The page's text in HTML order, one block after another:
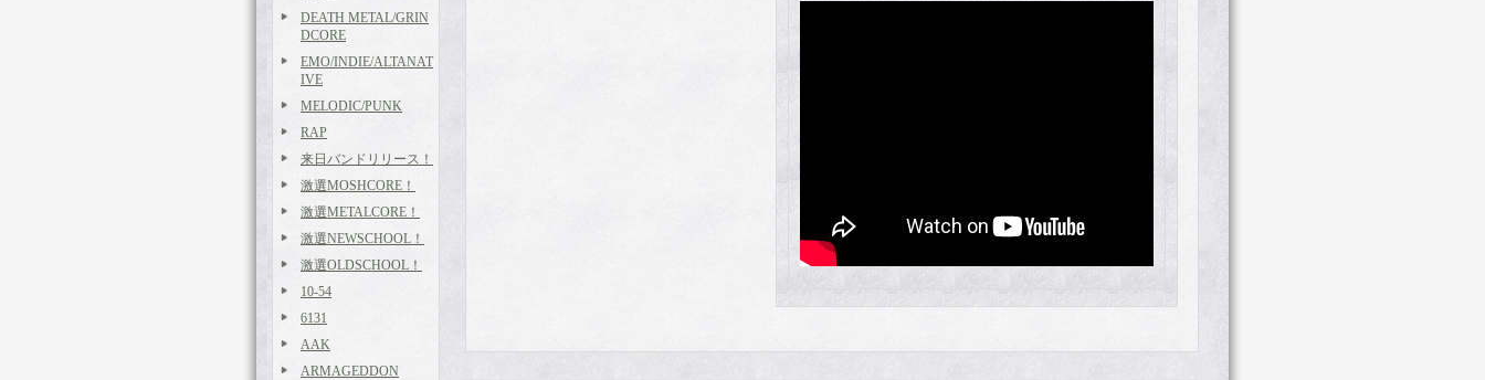
DEATH METAL/GRIN
DCORE
EMO/INDIE/ALTANAT
IVE
MELODIC/PUNK
RAP
来日バンドリリース！
激選MOSHCORE！
激選METALCORE！
激選NEWSCHOOL！
激選OLDSCHOOL！
10-54
6131
AAK
ARMAGEDDON